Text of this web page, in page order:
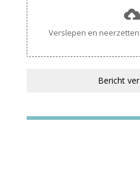
Verslepen en
Bericht